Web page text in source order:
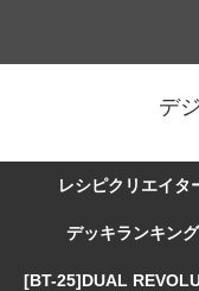
デ
レシピクリエイタ
デッキランキング
[BT-25]DUAL